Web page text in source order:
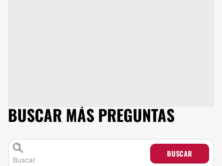
BUSCAR MÁS PREGUNTAS
BUSCAR